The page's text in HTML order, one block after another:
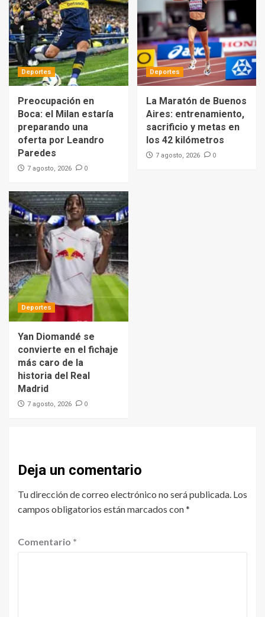
Deportes
Preocupación en
Boca: el Milan estaría
preparando una
oferta por Leandro
Paredes
7 agosto, 2026 0
Deportes
La Maratón de Buenos
Aires: entrenamiento,
sacrificio y metas en
los 42 kilómetros
7 agosto, 2026 0
Deportes
Yan Diomandé se
convierte en el fichaje
más caro de la
historia del Real
Madrid
7 agosto, 2026 0
Deja un comentario
Tu dirección de correo electrónico no será publicada. Los
campos obligatorios están marcados con*
Comentario *